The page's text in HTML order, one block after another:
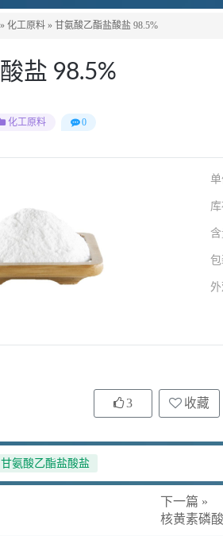
» 化工原料 » 甘氨酸乙酯盐酸盐 98.5%
盐 98.5%
化工原料 0
3 收藏
甘氨酸乙酯盐酸盐
下一篇 »
核黄素磷